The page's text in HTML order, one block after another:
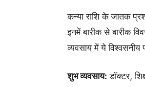
कन्या राशि के जातक
इनमें बारीक से बारीक
व्यवसाय में ये विश्वसनीय
शुभ व्यवसाय: डॉक्टर,